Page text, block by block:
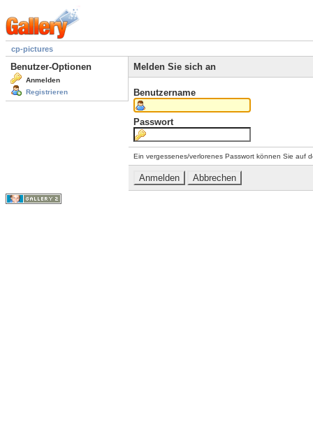
cp-pictures
Benutzer-Optionen
Anmelden
Registrieren
Melden Sie sich an
Benutzername
Passwort
Ein vergessenes/verlorenes Passwort können Sie auf